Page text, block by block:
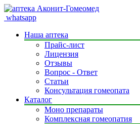
whatsapp
Наша аптека
Прайс-лист
Лицензия
Отзывы
Вопрос - Ответ
Статьи
Консультация гомеопата
Каталог
Моно препараты
Комплексная гомеопатия